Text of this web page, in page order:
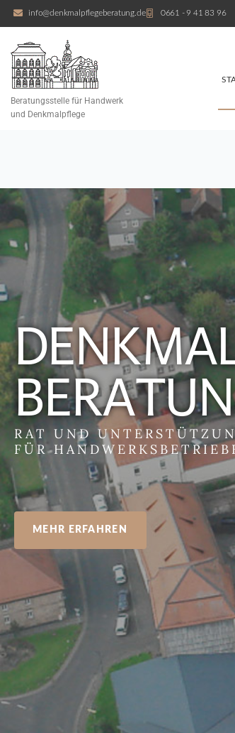
info@denkmalpflegeberatung.de 0661 - 9 41 83 96
Beratungsstelle für Handwerk
und Denkmalpflege
RAT UND
FÜR
MEHR ERFAHREN